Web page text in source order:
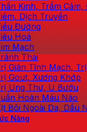
Kinh, Trầm
Dịch Truyền
Đường
Hoá
Mạch
Thai
Giãn Tĩnh Mạch,
Gout, Xương Khớp
Ung Thư, U Bướu
Hoàn Máu Não
Bôi Ngoài Da, Dầu
Năng